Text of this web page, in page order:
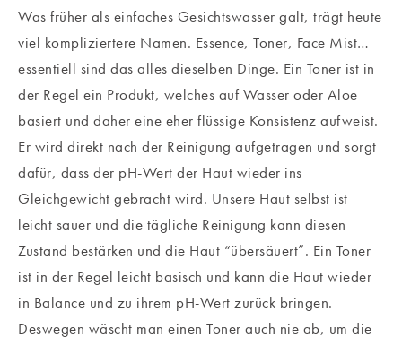
Was früher als einfaches Gesichtswasser galt, trägt heute
viel kompliziertere Namen. Essence, Toner, Face Mist…
essentiell sind das alles dieselben Dinge. Ein Toner ist in
der Regel ein Produkt, welches auf Wasser oder Aloe
basiert und daher eine eher flüssige Konsistenz aufweist.
Er wird direkt nach der Reinigung aufgetragen und sorgt
dafür, dass der pH-Wert der Haut wieder ins
Gleichgewicht gebracht wird. Unsere Haut selbst ist
leicht sauer und die tägliche Reinigung kann diesen
Zustand bestärken und die Haut “übersäuert”. Ein Toner
ist in der Regel leicht basisch und kann die Haut wieder
in Balance und zu ihrem pH-Wert zurück bringen.
Deswegen wäscht man einen Toner auch nie ab, um die